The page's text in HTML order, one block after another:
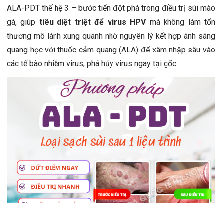
ALA-PDT thế hệ 3 – bước tiến đột phá trong điều trị sùi mào
gà, giúp tiêu diệt triệt để virus HPVmà không làm tổn
thương mô lành xung quanh nhờ nguyên lý kết hợp ánh sáng
quang học với thuốc cảm quang (ALA) để xâm nhập sâu vào
các tế bào nhiễm virus, phá hủy virus ngay tại gốc.